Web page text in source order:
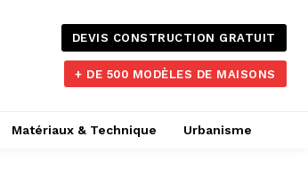
DEVIS CONSTRUCTION GRATUIT
+ DE 500 MODÈLES DE MAISONS
Matériaux & Technique Urbanisme